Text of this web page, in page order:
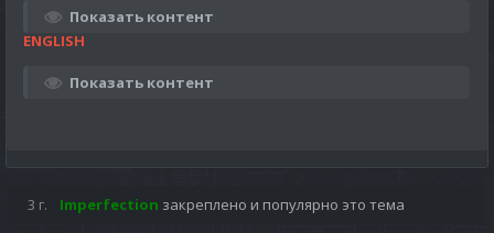
Показать контент
ENGLISH
Показать контент
3 г. Imperfection закреплено и популярно это тема